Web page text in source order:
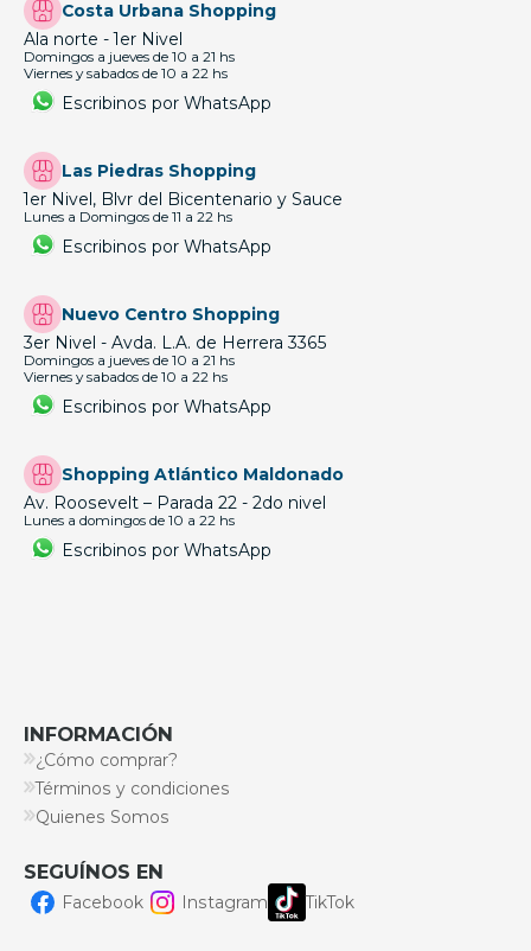
Costa Urbana Shopping
Ala norte - 1er Nivel
Domingos a jueves de 10 a 21 hs
Viernes y sabados de 10 a 22 hs
Escribinos por WhatsApp
Las Piedras Shopping
1er Nivel, Blvr del Bicentenario y Sauce
Lunes a Domingos de 11 a 22 hs
Escribinos por WhatsApp
Nuevo Centro Shopping
3er Nivel - Avda. L.A. de Herrera 3365
Domingos a jueves de 10 a 21 hs
Viernes y sabados de 10 a 22 hs
Escribinos por WhatsApp
Shopping Atlántico Maldonado
Av. Roosevelt – Parada 22 - 2do nivel
Lunes a domingos de 10 a 22 hs
Escribinos por WhatsApp
INFORMACIÓN
¿Cómo comprar?
Términos y condiciones
Quienes Somos
SEGUÍNOS EN
Facebook Instagram TikTok